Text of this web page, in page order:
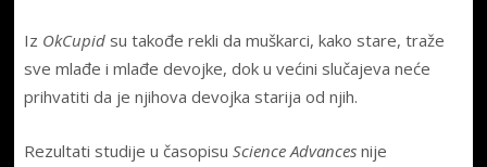
Iz OkCupidsu takođe rekli da muškarci, kako stare, traže
sve mlađe i mlađe devojke, dok u većini slučajeva neće
prihvatiti da je njihova devojka starija od njih.
Rezultati studije u časopisu Science Advancesnije